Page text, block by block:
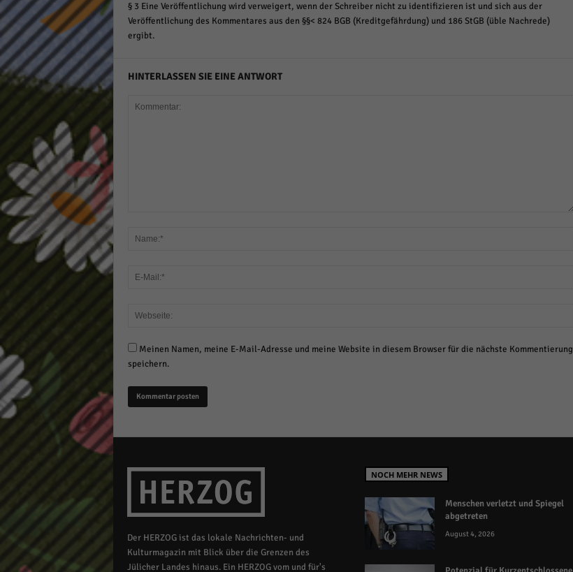
§ 3 Eine Veröffentlichung wird verweigert, wenn der Schreiber nicht zu identifizieren ist und sich aus der
Veröffentlichung des Kommentares aus den §§< 824 BGB (Kreditgefährdung) und 186 StGB (üble Nachrede)
ergibt.
HINTERLASSEN SIE EINE ANTWORT
Meinen Namen, meine E-Mail-Adresse und meine Website in diesem Browser für die nächste Kommentierung
speichern.
Der HERZOG ist das lokale Nachrichten- und
Kulturmagazin mit Blick über die Grenzen des
Jülicher Landes hinaus. Ein HERZOG vom und für's
NOCH MEHR NEWS
Menschen verletzt und Spiegel
abgetreten
August 4, 2026